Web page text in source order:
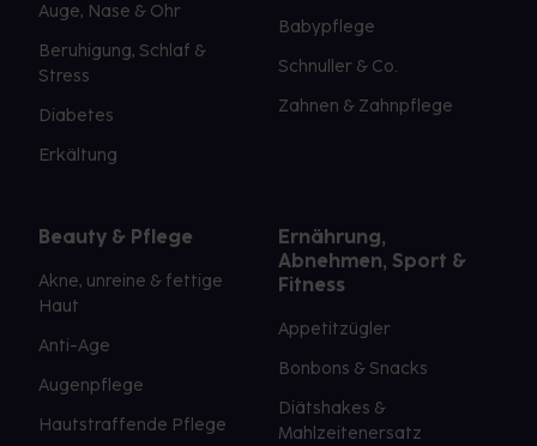
Auge, Nase & Ohr
Beruhigung, Schlaf &
Stress
Diabetes
Erkältung
Babypflege
Schnuller & Co.
Zahnen & Zahnpflege
Beauty & Pflege
Akne, unreine & fettige
Haut
Anti-Age
Augenpflege
Hautstraffende Pflege
Ernährung,
Abnehmen, Sport &
Fitness
Appetitzügler
Bonbons & Snacks
Diätshakes &
Mahlzeitenersatz